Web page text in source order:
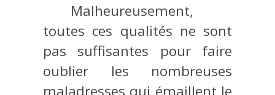
Malheureusement,
toutes ces qualités ne sont
pas suffisantes pour faire
oublier les nombreuses
maladresses qui émaillent le